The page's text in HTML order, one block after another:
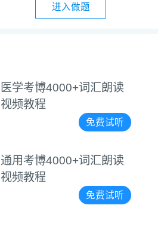
进入做题
医学考博4000+词汇朗读
视频教程
免费试听
通用考博4000+词汇朗读
视频教程
免费试听